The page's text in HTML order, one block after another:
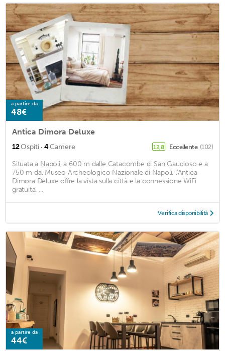
a partire da
48€
Antica Dimora Deluxe
12Ospiti · 4Camere 12,8 Eccellente (102)
Situata a Napoli, a 600 m dalle Catacombe di San Gaudioso e a
750 m dal Museo Archeologico Nazionale di Napoli, l'Antica
Dimora Deluxe offre la vista sulla città e la connessione WiFi
gratuita. ...
Verifica disponibilità
a partire da
44€